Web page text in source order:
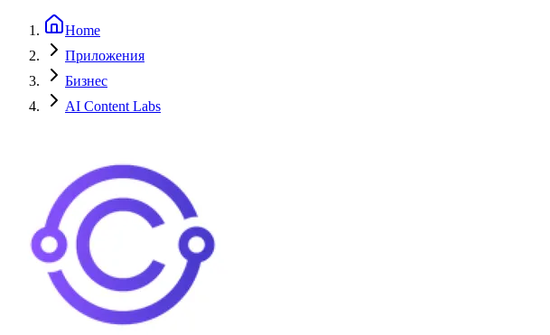
Home
Приложения
Бизнес
AI Content Labs